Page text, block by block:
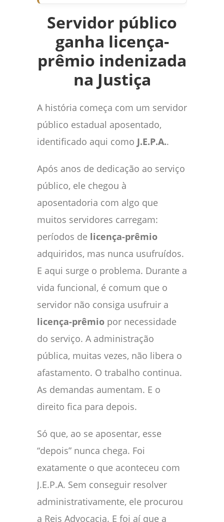
Servidor público
ganha licença-
prêmio indenizada
na Justiça
A história começa com um servidor
público estadual aposentado,
identificado aqui como J.E.P.A..
Após anos de dedicação ao serviço
público, ele chegou à
aposentadoria com algo que
muitos servidores carregam:
períodos de licença-prêmio
adquiridos, mas nunca usufruídos.
E aqui surge o problema. Durante a
vida funcional, é comum que o
servidor não consiga usufruir a
licença-prêmio por necessidade
do serviço. A administração
pública, muitas vezes, não libera o
afastamento. O trabalho continua.
As demandas aumentam. E o
direito fica para depois.
Só que, ao se aposentar, esse
“depois” nunca chega. Foi
exatamente o que aconteceu com
J.E.P.A. Sem conseguir resolver
administrativamente, ele procurou
a Reis Advocacia. E foi aí que a